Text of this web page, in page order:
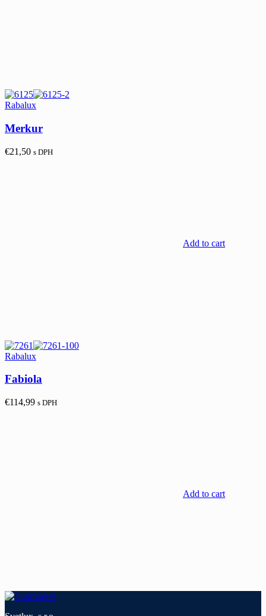
Rabalux
Merkur
€21,50 s DPH
Add to cart
Rabalux
Fabiola
€114,99 s DPH
Add to cart